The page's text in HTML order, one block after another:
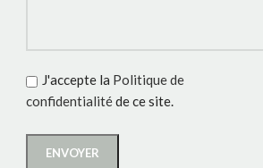
J'accepte la Politique de
confidentialitéde ce site.